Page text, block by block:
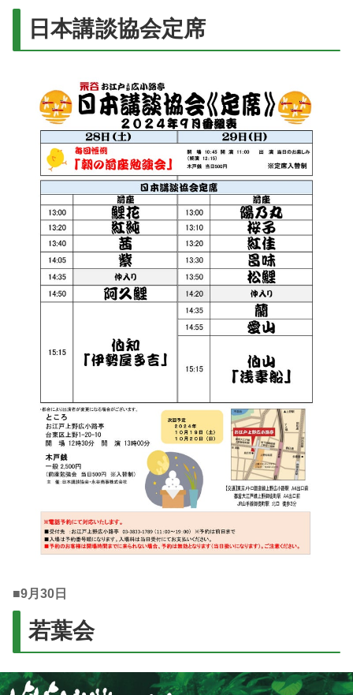
日本講談協会定席
■9月30日
若葉会